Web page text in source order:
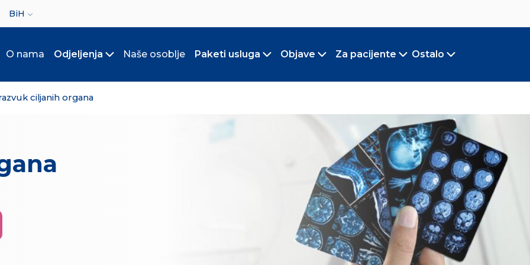
your language
BiH
O nama Odjeljenja
Toggle submenu
Naše osoblje Paketi usluga
Toggle submenu
Objave
Toggle submenu
Za pacijente
Toggle submenu
Ostalo
Toggle
ciljanih organa